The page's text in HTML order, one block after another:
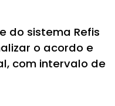
do sistema Refis
o acordo e
com intervalo de